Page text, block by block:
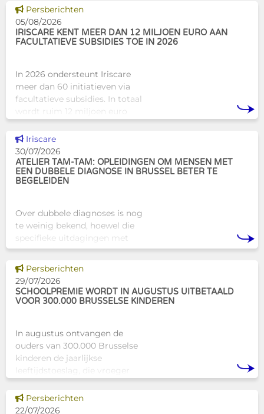
alternatief biedt voor de
traditionele
huisvestingsstructuren v
Dit nieuws tonen
Persberichten
05/08/2026
IRISCARE KENT MEER DAN 12 MILJOEN EURO AAN
FACULTATIEVE SUBSIDIES TOE IN 2026
In 2026 ondersteunt Iriscare
meer dan 60 initiatieven via
facultatieve subsidies. In totaal
wordt ruim 12 miljoen euro
Brusselse actoren die actief
zijn op het vlak van gezondhe
Dit nieuws tonen
Iriscare
30/07/2026
ATELIER TAM-TAM: OPLEIDINGEN OM MENSEN MET
EEN DUBBELE DIAGNOSE IN BRUSSEL BETER TE
BEGELEIDEN
Over dubbele diagnoses is nog
te weinig bekend, hoewel die
specifieke uitdagingen met
zich meebrengen voor zowel
professionals als naasten. In
Brussel biedt Atelier Tam-Tam
een concrete oplossing in
Dit nieuws tonen
Persberichten
29/07/2026
SCHOOLPREMIE WORDT IN AUGUSTUS UITBETAALD
VOOR 300.000 BRUSSELSE KINDEREN
In augustus ontvangen de
ouders van 300.000 Brusselse
kinderen de jaarlijkse
leeftijdstoeslag, die vroeger
schoolpremie. Deze financiële
ondersteuning helpt gezinnen
Dit nieuws tonen
Persberichten
22/07/2026